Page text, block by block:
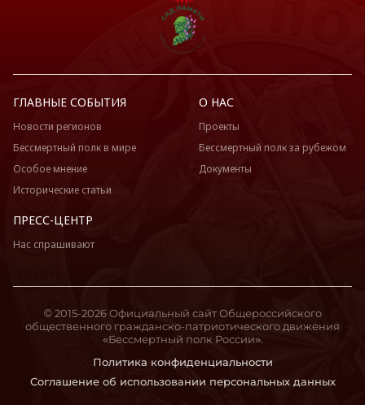
ГЛАВНЫЕ СОБЫТИЯ
Новости регионов
Бессмертный полк в мире
Особое мнение
Исторические статьи
О НАС
Проекты
Бессмертный полк за рубежом
Документы
ПРЕСС-ЦЕНТР
Нас спрашивают
Политика конфиденциальности
Соглашение об использовании персональных данных
© 2015-2026 Официальный сайт Общероссийского
общественного гражданско-патриотического движения
«Бессмертный полк России».